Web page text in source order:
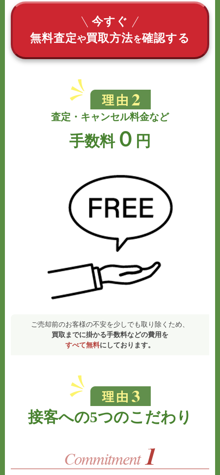
今すぐ
無料査定や買取方法を確認する
査定・キャンセル料金など
手数料０ 円
ご売却前のお客様の不安を少しでも取り除くため、
買取までに掛かる手数料などの費用を
すべて無料にしております。
接客への5つのこだわり